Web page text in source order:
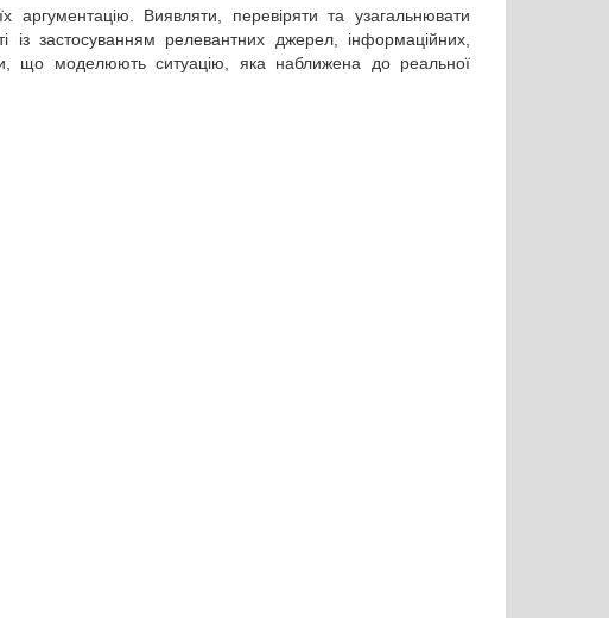
аргументацію. Виявляти, перевіряти та узагальнювати
із застосуванням релевантних джерел, інформаційних,
що моделюють ситуацію, яка наближена до реальної